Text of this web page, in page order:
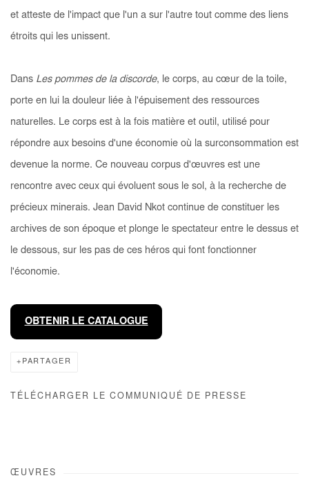
et atteste de l'impact que l'un a sur l'autre tout comme des liens
étroits qui les unissent.
Dans Les pommes de la discorde, le corps, au cœur de la toile,
porte en lui la douleur liée à l'épuisement des ressources
naturelles. Le corps est à la fois matière et outil, utilisé pour
répondre aux besoins d'une économie où la surconsommation est
devenue la norme. Ce nouveau corpus d'œuvres est une
rencontre avec ceux qui évoluent sous le sol, à la recherche de
précieux minerais. Jean David Nkot continue de constituer les
archives de son époque et plonge le spectateur entre le dessus et
le dessous, sur les pas de ces héros qui font fonctionner
l'économie.
OBTENIR LE CATALOGUE
PARTAGER
TÉLÉCHARGER LE COMMUNIQUÉ DE PRESSE
ŒUVRES